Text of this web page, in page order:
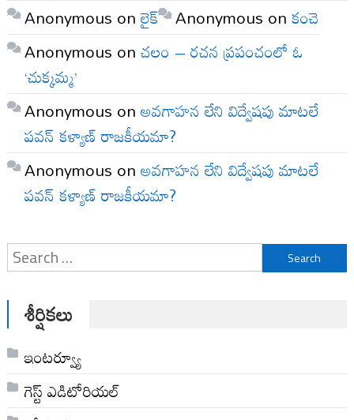
Anonymous onలైక్ Anonymous onకంచె
Anonymous onచలం – రచన ప్రపంచంలో ఓ
‘చుక్కమ్మ’
Anonymous onఅవగాహన లేని విద్వేషపు మాటలే
పవన్ కళ్యాణ్ రాజకీయమా?
Anonymous onఅవగాహన లేని విద్వేషపు మాటలే
పవన్ కళ్యాణ్ రాజకీయమా?
Search
for:
శీర్షికలు
ఇంటర్వ్యూ
గెస్ట్ ఎడిటోరియల్